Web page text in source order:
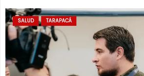
SALUD TARAPACÁ